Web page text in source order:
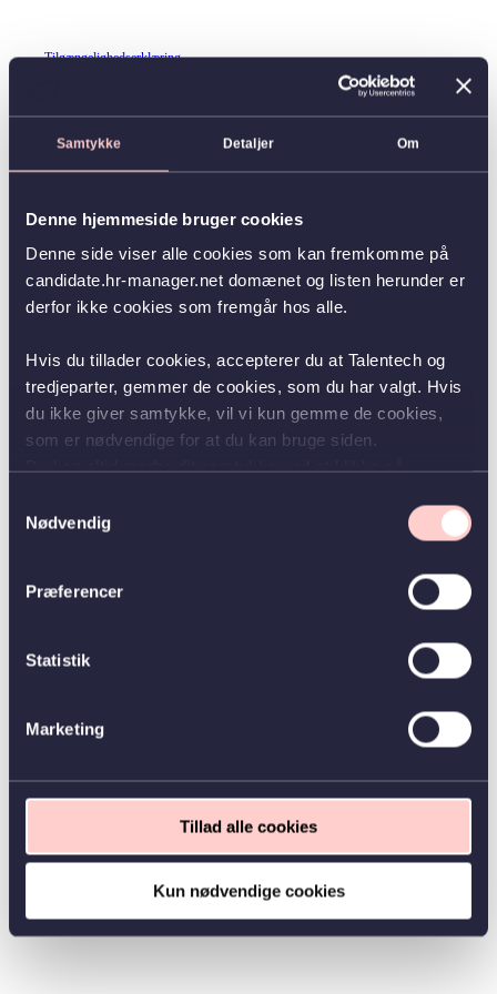
Samtykke Detaljer Om
Denne hjemmeside bruger cookies
Denne side viser alle cookies som kan fremkomme på
candidate.hr-manager.net domænet og listen herunder er
derfor ikke cookies som fremgår hos alle.
Hvis du tillader cookies, accepterer du at Talentech og
tredjeparter, gemmer de cookies, som du har valgt. Hvis
du ikke giver samtykke, vil vi kun gemme de cookies,
som er nødvendige for at du kan bruge siden.
Nødvendig
Præferencer
Statistik
Marketing
Tillad alle cookies
Kun nødvendige cookies
Tilgængelighedserklæring